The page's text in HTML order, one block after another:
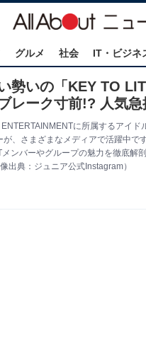
グルメ 社会 IT・ビジネ
勢いの「KEY TO
レーク寸前!? 人気
に所属するアイド
が、さまざまなメディアで活躍中で
ンバーやグループの魅力を徹底解
出典：ジュニア公式Instagram）